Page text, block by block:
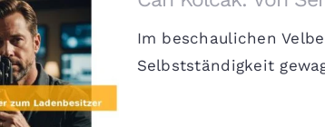
Von
zum
Im beschaulichen
Selbstständigkeit